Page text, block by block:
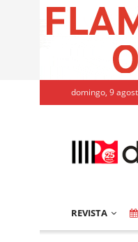
domingo, 9
REVISTA